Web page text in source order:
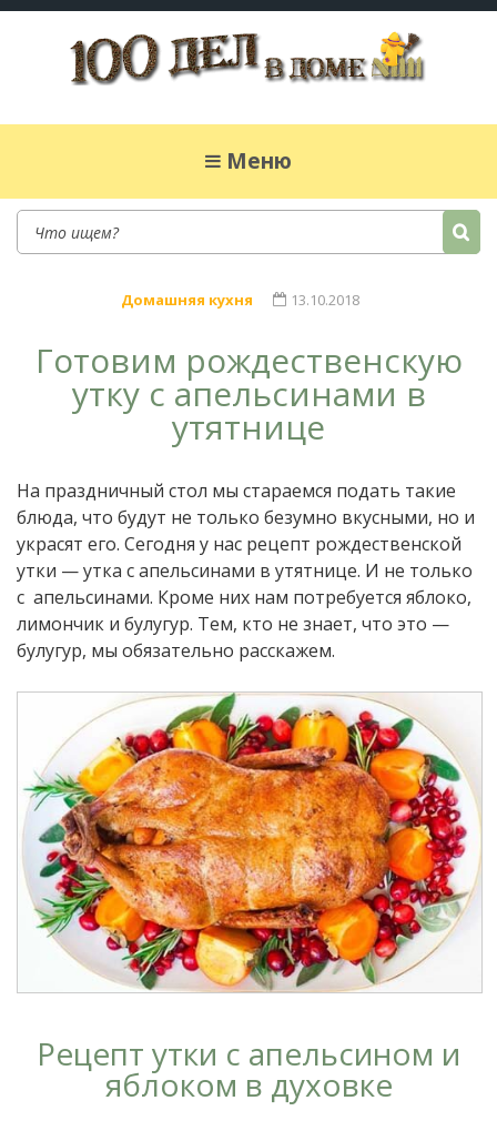
простые рецепты.Меню
Домашняя кухня 13.10.2018
Готовим рождественскую
утку с апельсинами в
утятнице
На праздничный стол мы стараемся подать такие
блюда, что будут не только безумно вкусными, но и
украсят его. Сегодня у нас рецепт рождественской
утки — утка с апельсинами в утятнице. И не только
с апельсинами. Кроме них нам потребуется яблоко,
лимончик и булугур. Тем, кто не знает, что это —
булугур, мы обязательно расскажем.
Рецепт утки с апельсином и
яблоком в духовке